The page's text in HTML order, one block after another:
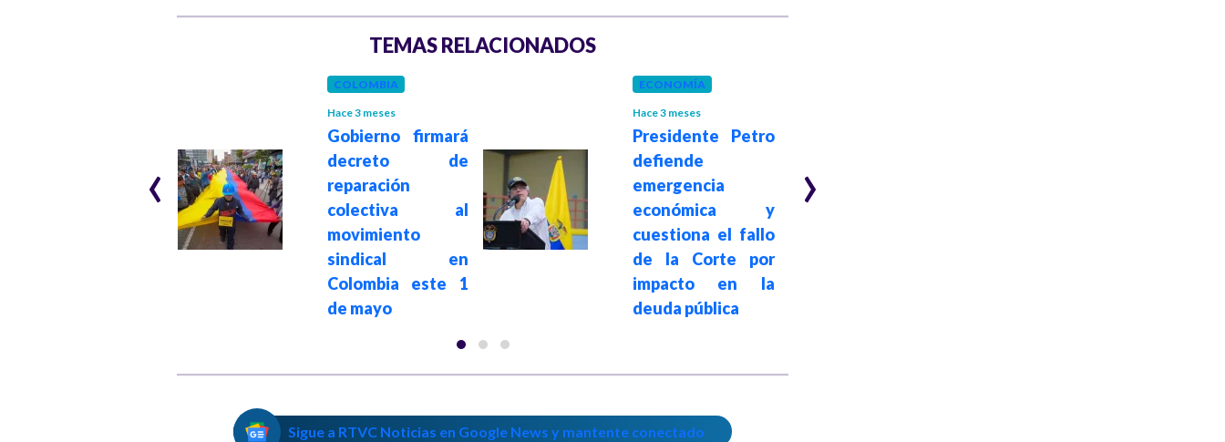
TEMAS RELACIONADOS
Línea Negra:
presidente Petro
COLOMBIA
Hace 3 meses
Gobierno firmará
decreto de
reparación
colectiva al
movimiento
sindical en
Colombia este 1
de mayo
ECONOMÍA
Hace 3 meses
Presidente Petro
defiende
emergencia
económica y
cuestiona el fallo
de la Corte por
impacto en la
deuda pública
‹ ›
Sigue a RTVC Noticias en Google News y mantente conectado